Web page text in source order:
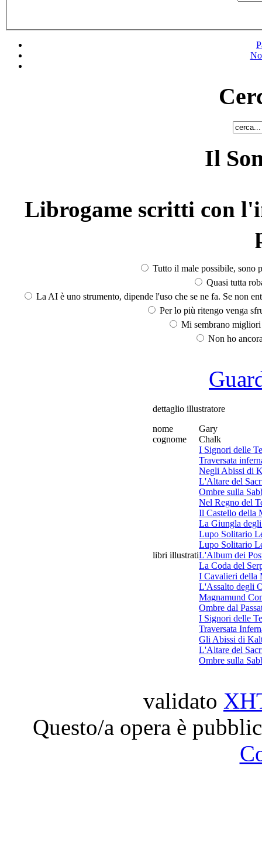
Il
Librogame scritti con
Tutto il male possibile, sono
Quasi tutta
La AI è uno strumento, dipende l'uso che se ne fa. Se non
Per lo più ritengo venga
Mi sembrano
Non ho
dettaglio illustratore
nome
Gary
cognome
Chalk
libri illustrati
I Signori delle
Traversata
Negli Abissi di
L'Altare del
Ombre sulla
Nel Regno del
Il Castello della
La Giungla
Lupo Solitario
Lupo Solitario
L'Album dei
La Coda del
I Cavalieri della
L'Assalto degli
Magnamund
Ombre dal
I Signori delle
Traversata
Gli Abissi di
L'Altare del
Ombre sulla
validato
Questo/a opera è